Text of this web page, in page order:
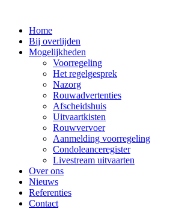
inhoud
Home
Bij overlijden
Mogelijkheden
Voorregeling
Het regelgesprek
Nazorg
Rouwadvertenties
Afscheidshuis
Uitvaartkisten
Rouwvervoer
Aanmelding voorregeling
Condoleanceregister
Livestream uitvaarten
Over ons
Nieuws
Referenties
Contact